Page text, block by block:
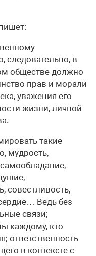
следовательно, в
обществе должно
прав и морали
уважения его
жизни, личной
такие
мудрость,
совестливость,
Ведь без
связи;
каждому, кто
ответственность
в контексте с